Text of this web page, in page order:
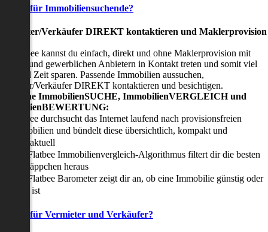
für Immobiliensuchende?
Verkäufer DIREKT kontaktieren und Maklerprovision
Flatbee kannst du einfach, direkt und ohne Maklerprovision mit
und gewerblichen Anbietern in Kontakt treten und somit viel
und Zeit sparen. Passende Immobilien aussuchen,
Verkäufer DIREKT kontaktieren und besichtigen.
in-one ImmobilienSUCHE, ImmobilienVERGLEICH und
Flatbee durchsucht das Internet laufend nach provisionsfreien
Immobilien und bündelt diese übersichtlich, kompakt und
tagesaktuell
Der Flatbee Immobilienvergleich-Algorithmus filtert dir die besten
Schnäppchen heraus
Der Flatbee Barometer zeigt dir an, ob eine Immobilie günstig oder
teuer ist
für Vermieter und Verkäufer?